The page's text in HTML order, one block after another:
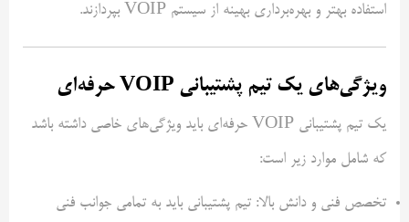
استفاده بهتر و بهره‌برداری بهینه از سیستم VOIP بپردازند.
ویژگی‌های یک تیم پشتیبانی VOIP حرفه‌ای
یک تیم پشتیبانی VOIP حرفه‌ای باید ویژگی‌های خاصی داشته باشد
که شامل موارد زیر است:
تخصص فنی و دانش بالا: تیم پشتیبانی باید به تمامی جوانب فنی